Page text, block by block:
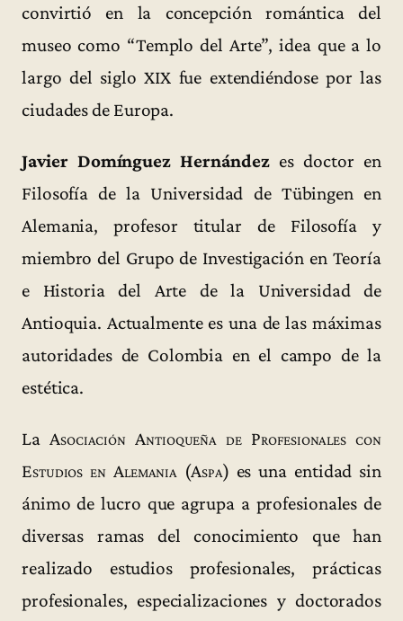
convirtió en la concepción romántica del
museo como “Templo del Arte”, idea que a lo
largo del siglo XIX fue extendiéndose por las
ciudades de Europa.
Javier Domínguez Hernándezes doctor en
Filosofía de la Universidad de Tübingen en
Alemania, profesor titular de Filosofía y
miembro del Grupo de Investigación en Teoría
e Historia del Arte de la Universidad de
Antioquia. Actualmente es una de las máximas
autoridades de Colombia en el campo de la
estética.
La Asociación Antioqueña de Profesionales con
Estudios en Alemania (Aspa) es una entidad sin
ánimo de lucro que agrupa a profesionales de
diversas ramas del conocimiento que han
realizado estudios profesionales, prácticas
profesionales, especializaciones y doctorados